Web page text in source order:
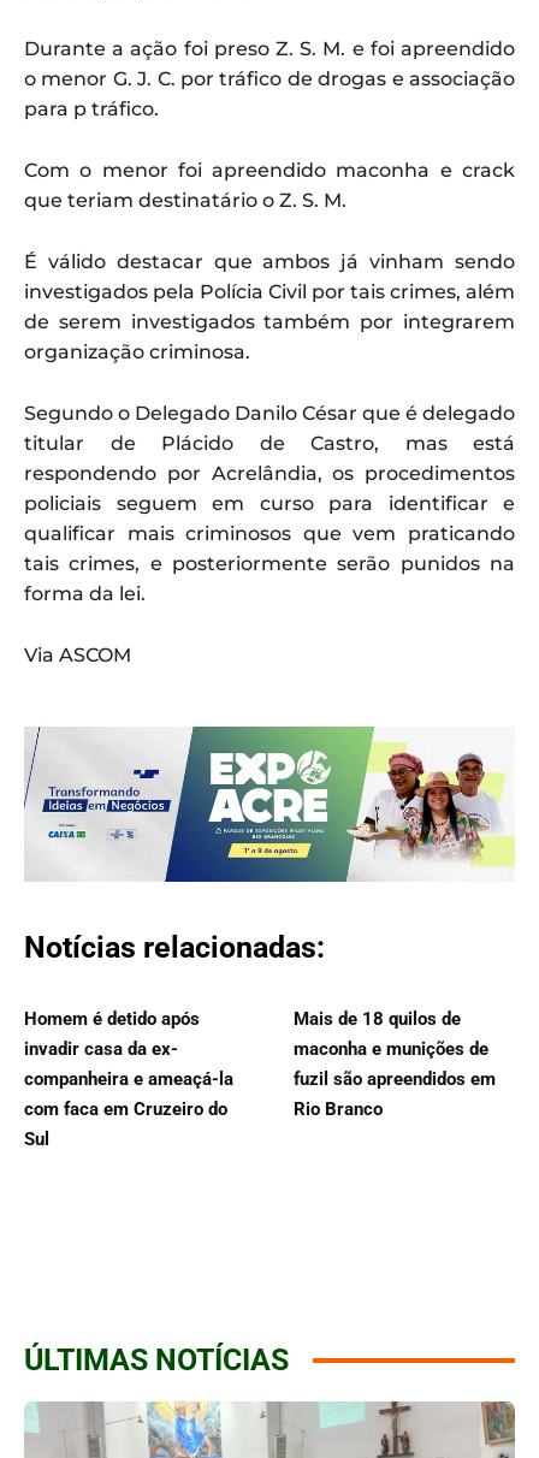
Durante a ação foi preso Z. S. M. e foi apreendido
o menor G. J. C. por tráfico de drogas e associação
para p tráfico.
Com o menor foi apreendido maconha e crack
que teriam destinatário o Z. S. M.
É válido destacar que ambos já vinham sendo
investigados pela Polícia Civil por tais crimes, além
de serem investigados também por integrarem
organização criminosa.
Segundo o Delegado Danilo César que é delegado
titular de Plácido de Castro, mas está
respondendo por Acrelândia, os procedimentos
policiais seguem em curso para identificar e
qualificar mais criminosos que vem praticando
tais crimes, e posteriormente serão punidos na
forma da lei.
Via ASCOM
Notícias relacionadas:
Homem é detido após
invadir casa da ex-
companheira e ameaçá-la
com faca em Cruzeiro do
Sul
Mais de 18 quilos de
maconha e munições de
fuzil são apreendidos em
Rio Branco
ÚLTIMAS NOTÍCIAS